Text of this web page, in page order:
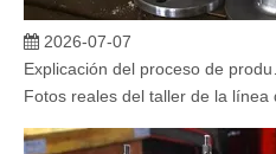
2026-07-07
Fotos reales del taller de la